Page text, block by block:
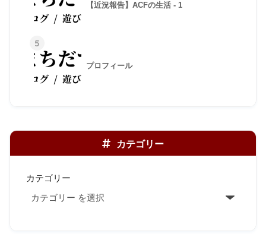
【近況報告】ACFの生活 - 1
5
プロフィール
カテゴリー
カテゴリー